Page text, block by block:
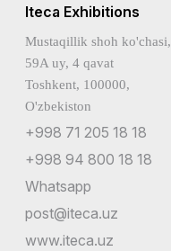
Iteca Exhibitions
Mustaqillik shoh ko'chasi,
59A uy, 4 qavat
Toshkent, 100000,
O'zbekiston
+998 71 205 18 18
+998 94 800 18 18
Whatsapp
post@iteca.uz
www.iteca.uz